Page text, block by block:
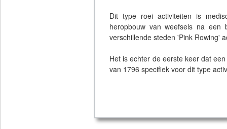
Dit type roei activiteiten is
heropbouw van weefsels na een
verschillende steden 'Pink Rowing'
Het is echter de eerste keer dat
van 1796 specifiek voor dit type